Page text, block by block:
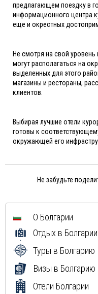
предлагающем поездку в
информационного центра
еще и окрестных
Не смотря на свой уровень
могут располагаться на
выделенных для этого
магазины и рестораны,
клиентов.
Выбирая лучшие отели
готовы к
окружающей его
Не забудьте
О Болгарии
Отдых в Болгарии
Туры в Болгарию
Визы в Болгарию
Отели Болгарии